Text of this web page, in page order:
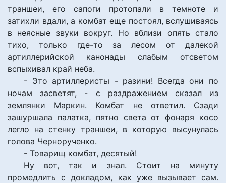
траншеи, его сапоги протопали в темноте и
затихли вдали, а комбат еще постоял, вслушиваясь
в неясные звуки вокруг. Но вблизи опять стало
тихо, только где-то за лесом от далекой
артиллерийской канонады слабым отсветом
вспыхивал край неба.
- Это артиллеристы - разини! Всегда они по
ночам засветят, - с раздражением сказал из
землянки Маркин. Комбат не ответил. Сзади
зашуршала палатка, пятно света от фонаря косо
легло на стенку траншеи, в которую высунулась
голова Чернорученко.
- Товарищ комбат, десятый!
Ну вот, так и знал. Стоит на минуту
промедлить с докладом, как уже вызывает сам.